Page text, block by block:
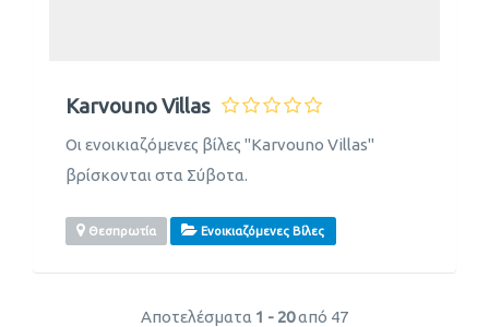
Karvouno Villas
Οι ενοικιαζόμενες βίλες "Karvouno Villas"
βρίσκονται στα Σύβοτα.
Θεσπρωτία Ενοικιαζόμενες Βίλες
Αποτελέσματα 1 - 20από 47